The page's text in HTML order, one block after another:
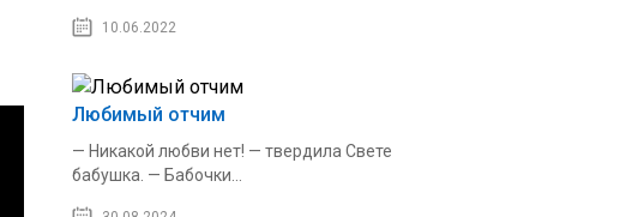
10.06.2022
Любимый отчим
— Никакой любви нет! — твердила Свете
бабушка. — Бабочки...